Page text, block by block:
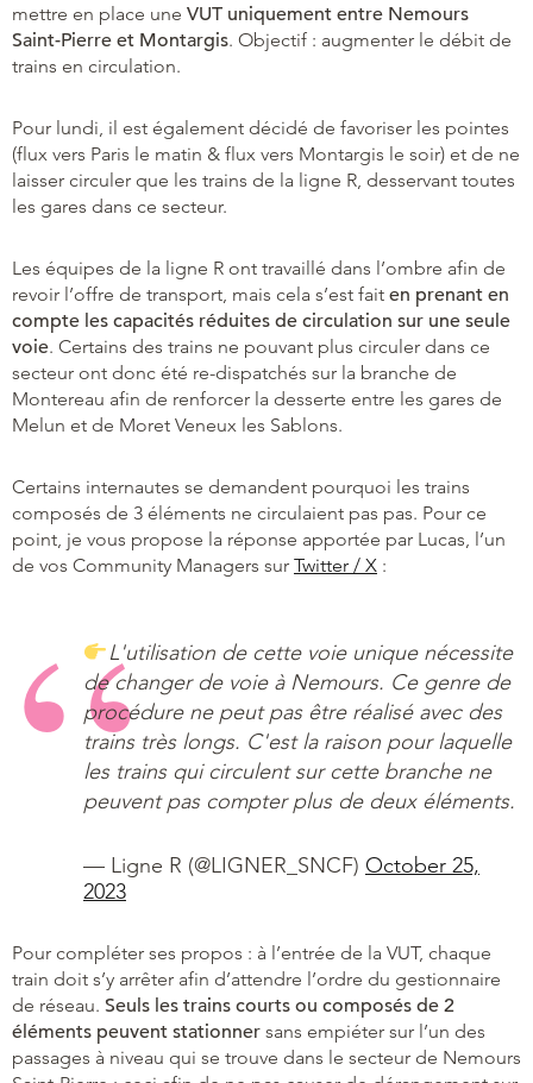
mettre en place une VUT uniquement entre Nemours
Saint-Pierre et Montargis. Objectif : augmenter le débit de
trains en circulation.
Pour lundi, il est également décidé de favoriser les pointes
(flux vers Paris le matin & flux vers Montargis le soir) et de ne
laisser circuler que les trains de la ligne R, desservant toutes
les gares dans ce secteur.
Les équipes de la ligne R ont travaillé dans l’ombre afin de
revoir l’offre de transport, mais cela s’est fait en prenant en
compte les capacités réduites de circulation sur une seule
voie. Certains des trains ne pouvant plus circuler dans ce
secteur ont donc été re-dispatchés sur la branche de
Montereau afin de renforcer la desserte entre les gares de
Melun et de Moret Veneux les Sablons.
Certains internautes se demandent pourquoi les trains
composés de 3 éléments ne circulaient pas pas. Pour ce
point, je vous propose la réponse apportée par Lucas, l’un
de vos Community Managers sur Twitter / X :
L'utilisation de cette voie unique nécessite
de changer de voie à Nemours. Ce genre de
procédure ne peut pas être réalisé avec des
trains très longs. C'est la raison pour laquelle
les trains qui circulent sur cette branche ne
peuvent pas compter plus de deux éléments.
— Ligne R (@LIGNER_SNCF) October 25,
2023
Pour compléter ses propos : à l’entrée de la VUT, chaque
train doit s’y arrêter afin d’attendre l’ordre du gestionnaire
de réseau. Seuls les trains courts ou composés de 2
éléments peuvent stationner sans empiéter sur l’un des
passages à niveau qui se trouve dans le secteur de Nemours